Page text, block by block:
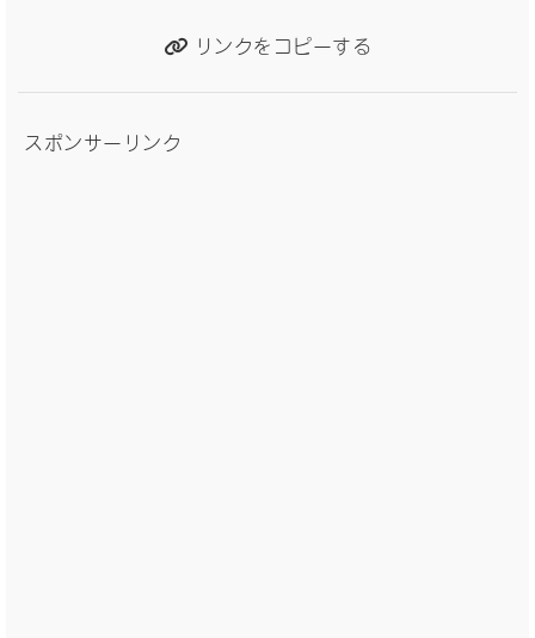
リンクをコピーする
スポンサーリンク